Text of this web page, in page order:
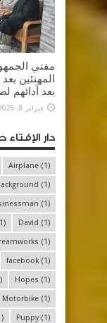
مفتي
المهنئين
بعد أدائهم
فبراير 8, 2026
دار
Airplane (1)
(1)
(1)
David (1)
(1)
facebook (1)
Hopes (1)
Motorbike (1)
Puppy(1)